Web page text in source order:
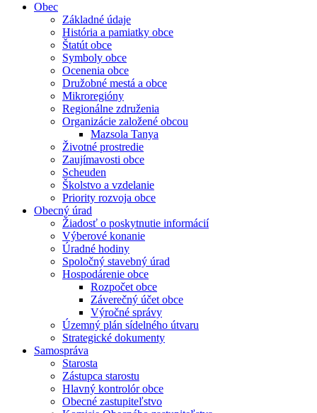
Obec
Základné údaje
História a pamiatky obce
Štatút obce
Symboly obce
Ocenenia obce
Družobné mestá a obce
Mikroregióny
Regionálne združenia
Organizácie založené obcou
Mazsola Tanya
Životné prostredie
Zaujímavosti obce
Scheuden
Školstvo a vzdelanie
Priority rozvoja obce
Obecný úrad
Žiadosť o poskytnutie informácií
Výberové konanie
Úradné hodiny
Spoločný stavebný úrad
Hospodárenie obce
Rozpočet obce
Záverečný účet obce
Výročné správy
Územný plán sídelného útvaru
Strategické dokumenty
Samospráva
Starosta
Zástupca starostu
Hlavný kontrolór obce
Obecné zastupiteľstvo